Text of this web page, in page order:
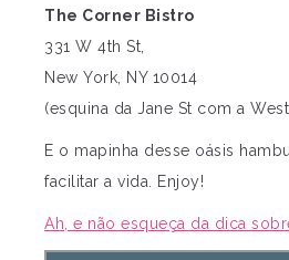
The Corner Bistro
331 W 4th St,
New York, NY 10014
(esquina da Jane St com a
E o mapinha desse oásis
facilitar a vida. Enjoy!
Ah, e não esqueça da dica